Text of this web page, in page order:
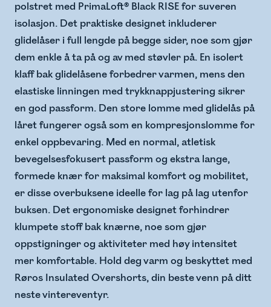
polstret med PrimaLoft® Black RISE for suveren
isolasjon. Det praktiske designet inkluderer
glidelåser i full lengde på begge sider, noe som gjør
dem enkle å ta på og av med støvler på. En isolert
klaff bak glidelåsene forbedrer varmen, mens den
elastiske linningen med trykknappjustering sikrer
en god passform. Den store lomme med glidelås på
låret fungerer også som en kompresjonslomme for
enkel oppbevaring. Med en normal, atletisk
bevegelsesfokusert passform og ekstra lange,
formede knær for maksimal komfort og mobilitet,
er disse overbuksene ideelle for lag på lag utenfor
buksen. Det ergonomiske designet forhindrer
klumpete stoff bak knærne, noe som gjør
oppstigninger og aktiviteter med høy intensitet
mer komfortable. Hold deg varm og beskyttet med
Røros Insulated Overshorts, din beste venn på ditt
neste vintereventyr.